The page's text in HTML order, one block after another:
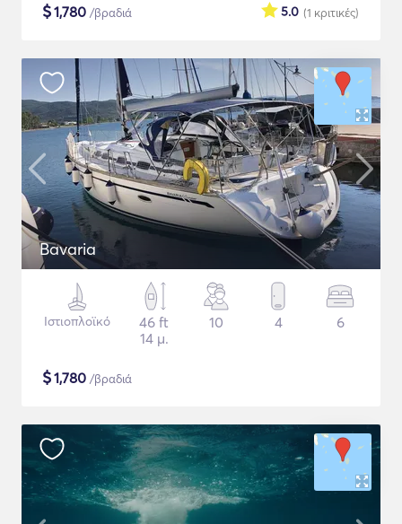
$1,780 /βραδιά (1 κριτικές)
5.0
Bavaria
Ιστιοπλοϊκό
46 ft
14 μ.
10 4 6
$1,780 /βραδιά